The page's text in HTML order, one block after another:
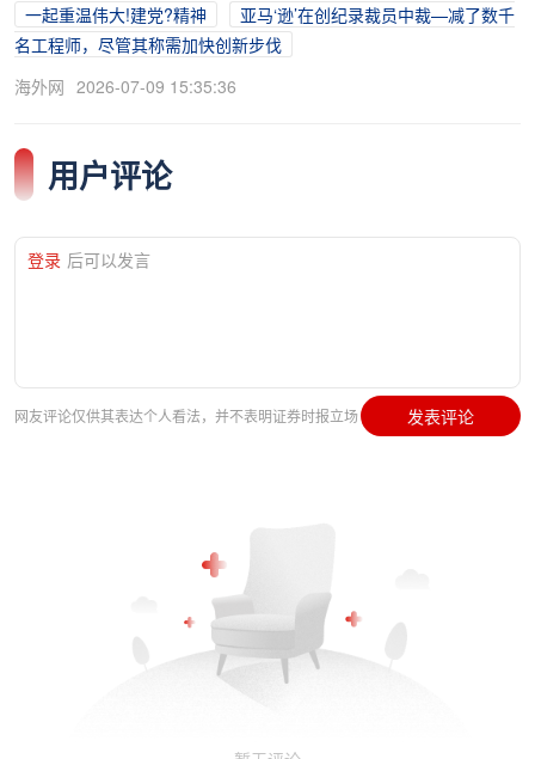
一起重温伟大!建党?精神
亚马‘逊’在创纪录裁员中裁—减了数千
名工程师，尽管其称需加快创新步伐
海外网 2026-07-09 15:35:36
用户评论
登录 后可以发言
网友评论仅供其表达个人看法，并不表明证券时报立场 发表评论